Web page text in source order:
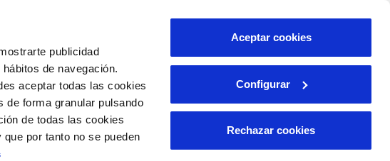
publicidad
de navegación.
aceptar todas las cookies
de forma granular pulsando
de todas las cookies
por tanto no se pueden
Aceptar cookies
Configurar
Rechazar cookies
NORMATIVA APLICABLE
RELACIÓN CON LA